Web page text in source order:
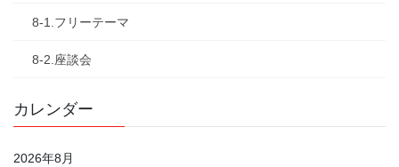
8-1.フリーテーマ
8-2.座談会
カレンダー
2026年8月